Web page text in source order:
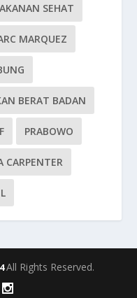
SEHAT
MARQUEZ
BERAT BADAN
PRABOWO
CARPENTER
All Rights Reserved.